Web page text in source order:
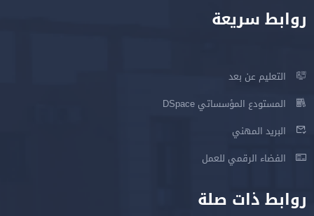
روابط سريعة
التعليم عن بعد
المستودع المؤسساتي DSpace
البريد المهني
الفضاء الرقمي للعمل
روابط ذات صلة